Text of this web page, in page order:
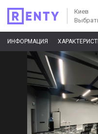
Киев
ИНФОРМАЦИЯ